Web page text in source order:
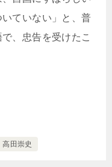
ていない」と、普
、忠告を受けたこ
高田崇史